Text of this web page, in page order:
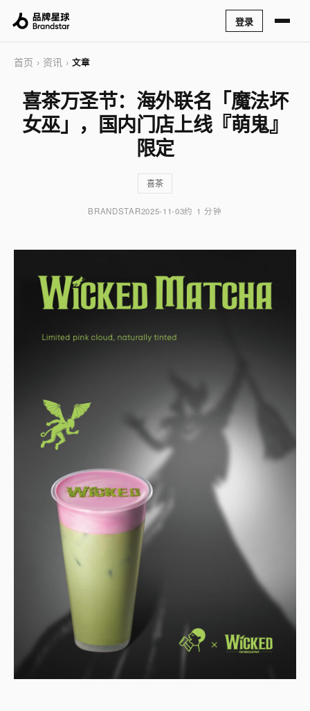
登录
首页 › 资讯 › 文章
喜茶万圣节：海外联名「魔法坏
女巫」，国内门店上线『萌鬼』
限定
喜茶
BRANDSTAR2025-11-03约 1 分钟